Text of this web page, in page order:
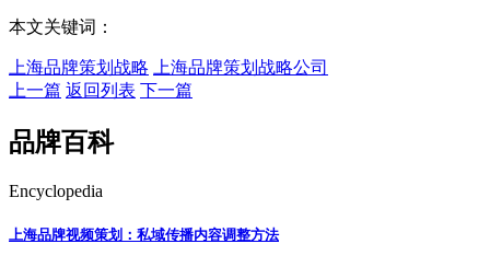
本文关键词：
上海品牌策划战略
上海品牌策划战略公司
上一篇 返回列表 下一篇
品牌百科
Encyclopedia
上海品牌视频策划：私域传播内容调整方法